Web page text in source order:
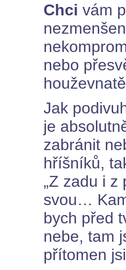
Chci vám
nebo
Jak
je
zabránit
hříšníků,
„Z zadu i
svou…
bych před
nebe, tam
přítomen